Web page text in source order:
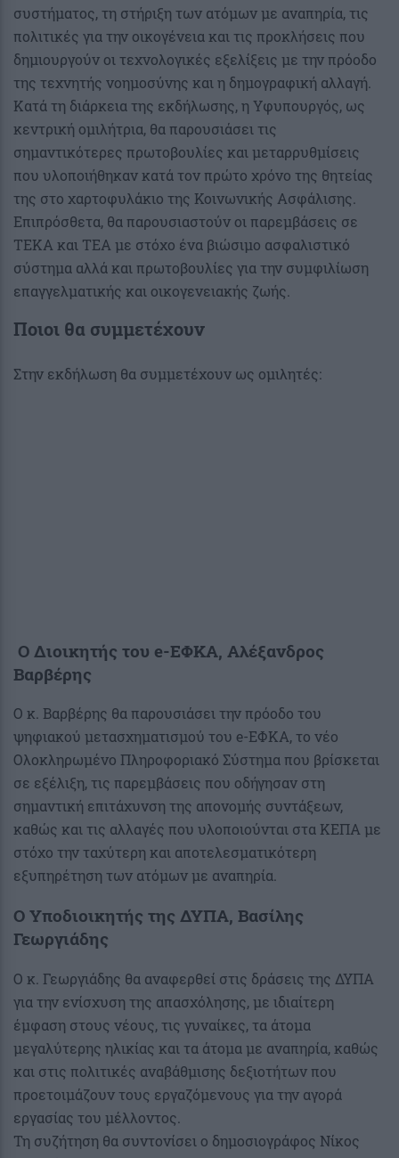
συστήματος, τη στήριξη των ατόμων με αναπηρία, τις
πολιτικές για την οικογένεια και τις προκλήσεις που
δημιουργούν οι τεχνολογικές εξελίξεις με την πρόοδο
της τεχνητής νοημοσύνης και η δημογραφική αλλαγή.
Κατά τη διάρκεια της εκδήλωσης, η Υφυπουργός, ως
κεντρική ομιλήτρια, θα παρουσιάσει τις
σημαντικότερες πρωτοβουλίες και μεταρρυθμίσεις
που υλοποιήθηκαν κατά τον πρώτο χρόνο της θητείας
της στο χαρτοφυλάκιο της Κοινωνικής Ασφάλισης.
Επιπρόσθετα, θα παρουσιαστούν οι παρεμβάσεις σε
ΤΕΚΑ και ΤΕΑ με στόχο ένα βιώσιμο ασφαλιστικό
σύστημα αλλά και πρωτοβουλίες για την συμφιλίωση
επαγγελματικής και οικογενειακής ζωής.
Ποιοι θα συμμετέχουν
Στην εκδήλωση θα συμμετέχουν ως ομιλητές:
Ο Διοικητής του e-ΕΦΚΑ, Αλέξανδρος
Βαρβέρης
Ο κ. Βαρβέρης θα παρουσιάσει την πρόοδο του
ψηφιακού μετασχηματισμού του e-ΕΦΚΑ, το νέο
Ολοκληρωμένο Πληροφοριακό Σύστημα που βρίσκεται
σε εξέλιξη, τις παρεμβάσεις που οδήγησαν στη
σημαντική επιτάχυνση της απονομής συντάξεων,
καθώς και τις αλλαγές που υλοποιούνται στα ΚΕΠΑ με
στόχο την ταχύτερη και αποτελεσματικότερη
εξυπηρέτηση των ατόμων με αναπηρία.
Ο Υποδιοικητής της ΔΥΠΑ, Βασίλης
Γεωργιάδης
Ο κ. Γεωργιάδης θα αναφερθεί στις δράσεις της ΔΥΠΑ
για την ενίσχυση της απασχόλησης, με ιδιαίτερη
έμφαση στους νέους, τις γυναίκες, τα άτομα
μεγαλύτερης ηλικίας και τα άτομα με αναπηρία, καθώς
και στις πολιτικές αναβάθμισης δεξιοτήτων που
προετοιμάζουν τους εργαζόμενους για την αγορά
εργασίας του μέλλοντος.
Τη συζήτηση θα συντονίσει ο δημοσιογράφος Νίκος